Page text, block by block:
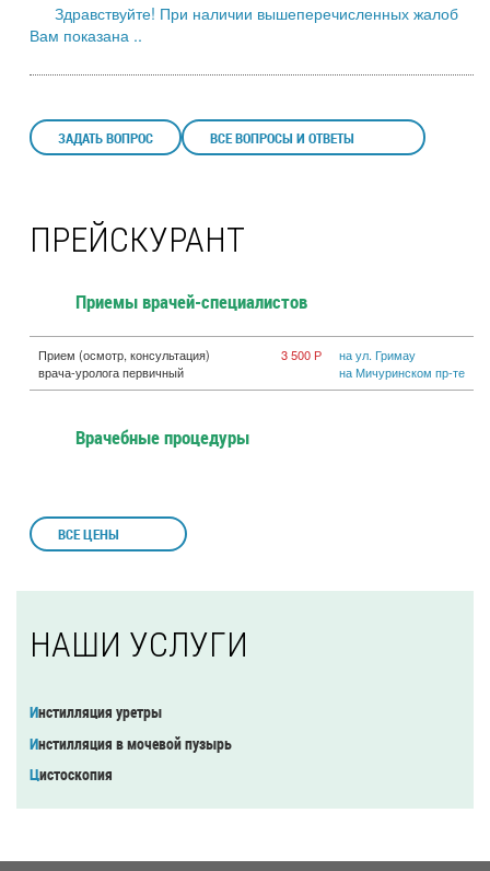
Здравствуйте! При наличии вышеперечисленных жалоб
Вам показана ..
ЗАДАТЬ ВОПРОС ВСЕ ВОПРОСЫ И ОТВЕТЫ
ПРЕЙСКУРАНТ
Приемы врачей-специалистов
Прием (осмотр, консультация)
врача-уролога первичный
3 500 Р
на ул. Гримау
на Мичуринском пр-те
Врачебные процедуры
ВСЕ ЦЕНЫ
НАШИ УСЛУГИ
Инстилляция уретры
Инстилляция в мочевой пузырь
Цистоскопия